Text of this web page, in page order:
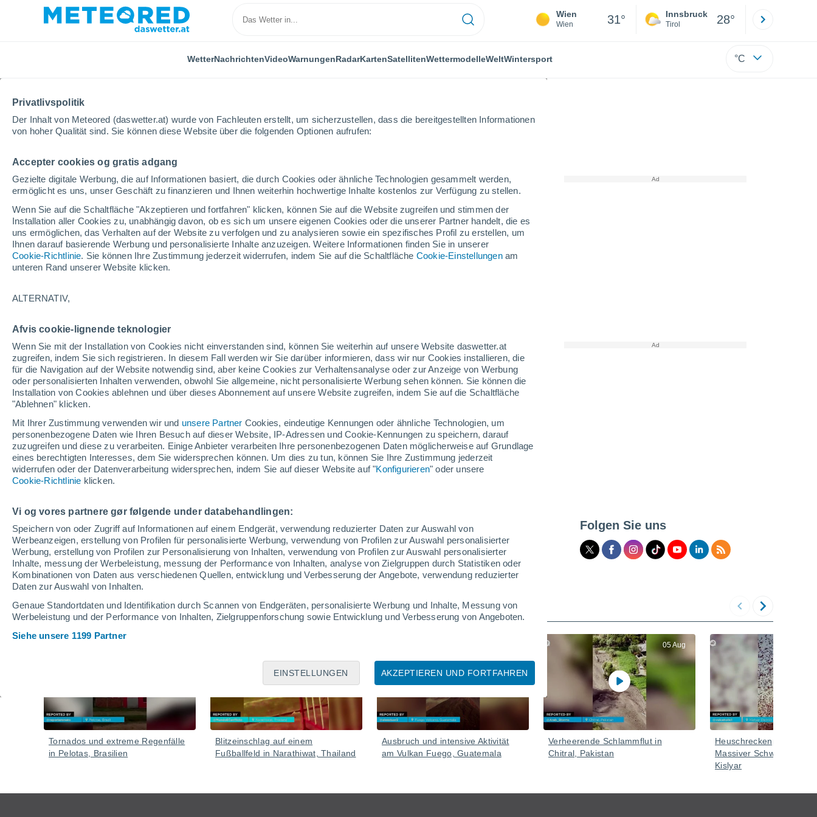
Privatlivspolitik
Der Inhalt von Meteored (daswetter.at) wurde von Fachleuten erstellt, um sicherzustellen, dass die bereitgestellten Informationen
von hoher Qualität sind. Sie können diese Website über die folgenden Optionen aufrufen:
Accepter cookies og gratis adgang
Gezielte digitale Werbung, die auf Informationen basiert, die durch Cookies oder ähnliche Technologien gesammelt werden,
ermöglicht es uns, unser Geschäft zu finanzieren und Ihnen weiterhin hochwertige Inhalte kostenlos zur Verfügung zu stellen.
Wenn Sie auf die Schaltfläche "Akzeptieren und fortfahren" klicken, können Sie auf die Website zugreifen und stimmen der
Installation aller Cookies zu, unabhängig davon, ob es sich um unsere eigenen Cookies oder die unserer Partner handelt, die es
uns ermöglichen, das Verhalten auf der Website zu verfolgen und zu analysieren sowie ein spezifisches Profil zu erstellen, um
Ihnen darauf basierende Werbung und personalisierte Inhalte anzuzeigen. Weitere Informationen finden Sie in unserer
Cookie-Richtlinie. Sie können Ihre Zustimmung jederzeit widerrufen, indem Sie auf die Schaltfläche Cookie-Einstellungenam
unteren Rand unserer Website klicken.
ALTERNATIV,
Afvis cookie-lignende teknologier
Wenn Sie mit der Installation von Cookies nicht einverstanden sind, können Sie weiterhin auf unsere Website daswetter.at
zugreifen, indem Sie sich registrieren. In diesem Fall werden wir Sie darüber informieren, dass wir nur Cookies installieren, die
für die Navigation auf der Website notwendig sind, aber keine Cookies zur Verhaltensanalyse oder zur Anzeige von Werbung
oder personalisierten Inhalten verwenden, obwohl Sie allgemeine, nicht personalisierte Werbung sehen können. Sie können die
Installation von Cookies ablehnen und über dieses Abonnement auf unsere Website zugreifen, indem Sie auf die Schaltfläche
"Ablehnen" klicken.
Mit Ihrer Zustimmung verwenden wir und unsere Partner Cookies, eindeutige Kennungen oder ähnliche Technologien, um
personenbezogene Daten wie Ihren Besuch auf dieser Website, IP-Adressen und Cookie-Kennungen zu speichern, darauf
zuzugreifen und diese zu verarbeiten. Einige Anbieter verarbeiten Ihre personenbezogenen Daten möglicherweise auf Grundlage
eines berechtigten Interesses, dem Sie widersprechen können. Um dies zu tun, können Sie Ihre Zustimmung jederzeit
widerrufen oder der Datenverarbeitung widersprechen, indem Sie auf dieser Website auf "Konfigurieren" oder unsere
Cookie-Richtlinie klicken.
Vi og vores partnere gør følgende under databehandlingen:
Speichern von oder Zugriff auf Informationen auf einem Endgerät, verwendung reduzierter Daten zur Auswahl von
Werbeanzeigen, erstellung von Profilen für personalisierte Werbung, verwendung von Profilen zur Auswahl personalisierter
Werbung, erstellung von Profilen zur Personalisierung von Inhalten, verwendung von Profilen zur Auswahl personalisierter
Inhalte, messung der Werbeleistung, messung der Performance von Inhalten, analyse von Zielgruppen durch Statistiken oder
Kombinationen von Daten aus verschiedenen Quellen, entwicklung und Verbesserung der Angebote, verwendung reduzierter
Daten zur Auswahl von Inhalten.
Genaue Standortdaten und Identifikation durch Scannen von Endgeräten, personalisierte Werbung und Inhalte, Messung von
Werbeleistung und der Performance von Inhalten, Zielgruppenforschung sowie Entwicklung und Verbesserung von Angeboten.
Siehe unsere 1199 Partner
AKZEPTIEREN UND FORTFAHREN
EINSTELLUNGEN
Wien
Wien 31° Innsbruck
Tirol 28°
WetterNachrichtenVideoWarnungenRadarKartenSatellitenWettermodelleWeltWintersport °C
Home Video Ein Tornado überrascht die Bewohner von Surendranagar, Indien
Ein Tornado überrascht die Bewohner von
Surendranagar, Indien
Das Phänomen hob große Mengen Erde und Sand in einer rotierenden Säule auf, die aus großer Entfernung
sichtbar war, verursachte aber keine größeren Schäden.
Folgen Sie uns
Video
Tornados und extreme Regenfälle
in Pelotas, Brasilien
Blitzeinschlag auf einem
Fußballfeld in Narathiwat, Thailand
Ausbruch und intensive Aktivität
am Vulkan Fuego, Guatemala
05 Aug
Verheerende Schlammflut in
Chitral, Pakistan
Heuschreckenplage in
Massiver Schwarm im
Kislyar